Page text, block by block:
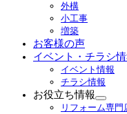
開
外構
小工事
増築
お客様の声
イベント・チラシ
イベント情報
チラシ情報
お役立ち情報
サ
リフォーム専